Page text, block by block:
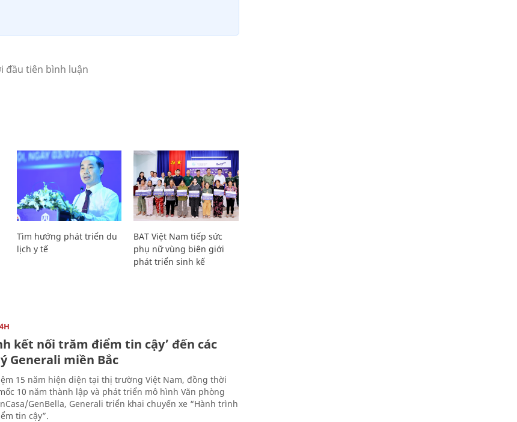
Tìm hướng phát triển du
lịch y tế
BAT Việt Nam tiếp sức
phụ nữ vùng biên giới
phát triển sinh kế
kết nối trăm điểm tin cậy’ đến các
Generali miền Bắc
15 năm hiện diện tại thị trường Việt Nam, đồng thời
10 năm thành lập và phát triển mô hình Văn phòng
GenBella, Generali triển khai chuyến xe “Hành trình
tin cậy”.